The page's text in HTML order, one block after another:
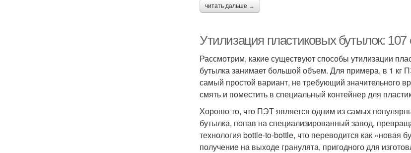
читать дальше →
Утилизация пластиковых бутылок: 107
Рассмотрим, какие существуют способы утилизации
бутылка занимает большой объем. Для примера, в 1 кг
самый простой вариант, не требующий значительного
смять и поместить в специальный контейнер для
Хорошо то, что ПЭТ является одним из самых
бутылка, попав на специализированный завод,
технология bottle-to-bottle, что переводится как
получение на выходе гранулята, пригодного для